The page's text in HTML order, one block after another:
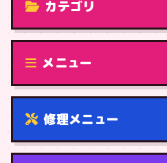
カテゴリ
修理（機種から）
メニュー
修理メニュー
機種から